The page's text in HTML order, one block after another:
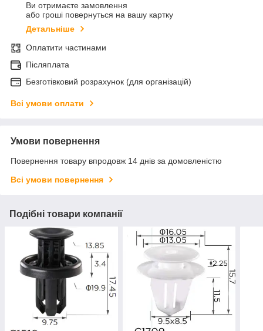
Ви отримаєте замовлення
або гроші повернуться на вашу картку
Детальніше
Оплатити частинами
Післяплата
Безготівковий розрахунок (для організацій)
Всі умови оплати
Умови повернення
Повернення товару впродовж 14 днів за домовленістю
Всі умови повернення
Подібні товари компанії